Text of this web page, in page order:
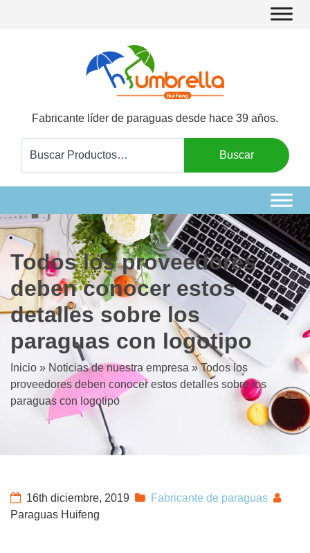
Fabricante líder de paraguas desde hace 39 años.
Buscar
Todos los proveedores
deben conocer estos
detalles sobre los
paraguas con logotipo
Inicio » Noticias de nuestra empresa »Todos los
proveedores deben conocer estos detalles sobre los
paraguas con logotipo
16th diciembre, 2019
Fabricante de paraguas
Paraguas Huifeng